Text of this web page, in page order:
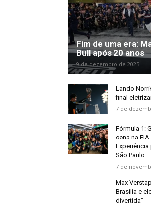
Fim de uma era:
Bull após 20 anos
9 de dezembro de 2025
Lando
final
7 de
Fórmula 1:
cena na FIA
Experiência
São Paulo
7 de
Max
Brasília e
divertida”